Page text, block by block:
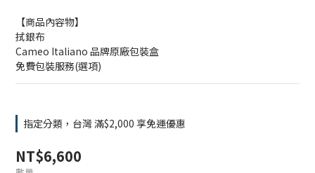
【商品內容物】
拭銀布
Cameo Italiano 品牌原廠包裝盒
免費包裝服務(選項)
指定分類，台灣 滿$2,000 享免運優惠
NT$6,600